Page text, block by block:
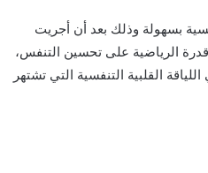
بسهولة وذلك بعد أن أجريت
الرياضية على تحسين التنفس،
القلبية التنفسية التي تشتهر